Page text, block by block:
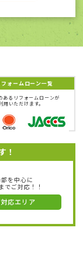
ォームローン一覧
あるリフォームローンが
用いただけます。
！
を中心に
でご対応！！
応エリア